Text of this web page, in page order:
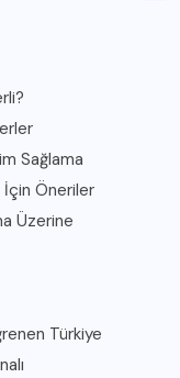
Sağlama
İçin Öneriler
Üzerine
Türkiye